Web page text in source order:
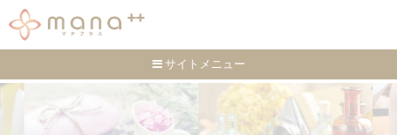
サイトメニュー